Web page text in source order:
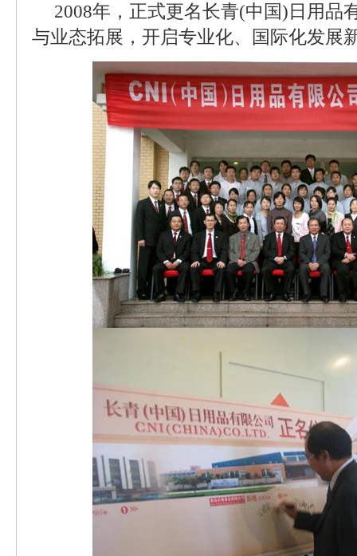
2008年，正式更名长青(中国)日用品
与业态拓展，开启专业化、国际化发展